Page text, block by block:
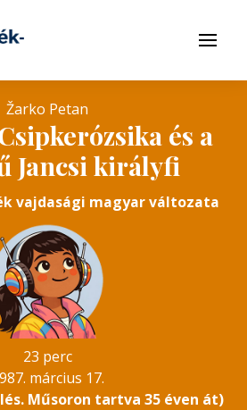
Menü
Žarko Petan
és a
Jancsi királyfi
vajdasági magyar változata
23 perc
március 17.
Műsoron tartva 35 éven át)